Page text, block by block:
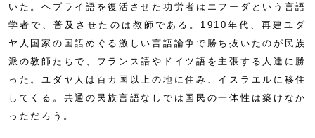
いた。ヘブライ語を復活させた功労者はエフーダという言語
学者で、普及させたのは教師である。1910年代、再建ユダ
ヤ人国家の国語めぐる激しい言語論争で勝ち抜いたのが民族
派の教師たちで、フランス語やドイツ語を主張する人達に勝
った。ユダヤ人は百カ国以上の地に住み、イスラエルに移住
してくる。共通の民族言語なしでは国民の一体性は築けなか
っただろう。